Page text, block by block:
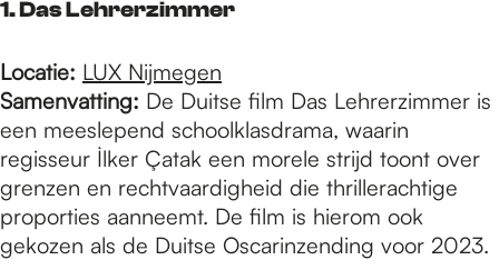
p
a
g
1. Das Lehrerzimmer
Locatie: LUX Nijmegen
Samenvatting: De Duitse film Das Lehrerzimmer is
een meeslepend schoolklasdrama, waarin
regisseur İlker Çatak een morele strijd toont over
grenzen en rechtvaardigheid die thrillerachtige
proporties aanneemt. De film is hierom ook
gekozen als de Duitse Oscarinzending voor 2023.